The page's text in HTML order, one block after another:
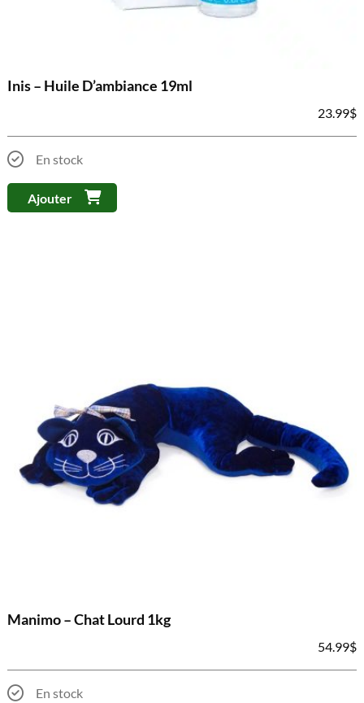
Inis – Huile D’ambiance 19ml
23.99$
En stock
Ajouter
Manimo – Chat Lourd 1kg
54.99$
En stock